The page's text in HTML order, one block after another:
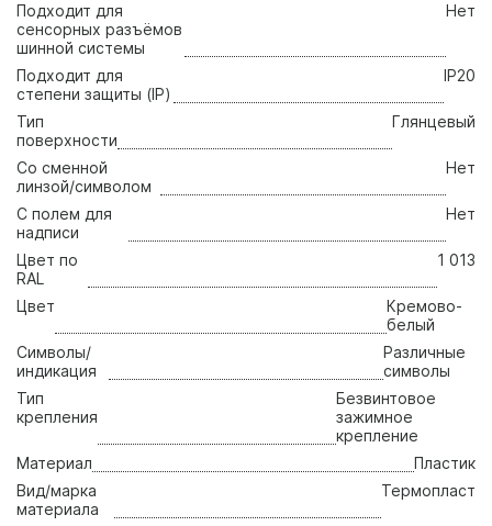
Подходит для
сенсорных разъёмов
шинной системы
Нет
Подходит для
степени защиты (IP)
IP20
Тип
поверхности
Глянцевый
Со сменной
линзой/символом
Нет
С полем для
надписи
Нет
Цвет по
RAL
1 013
Цвет
Кремово-
белый
Символы/
индикация
Различные
символы
Тип
крепления
Безвинтовое
зажимное
крепление
Материал
Пластик
Вид/марка
материала
Термопласт